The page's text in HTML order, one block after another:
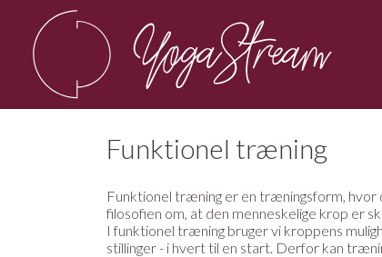
Funktionel træning
Funktionel træning er en træningsform, hvor
filosofien om, at den menneskelige krop er
I funktionel træning bruger vi kroppens
stillinger - i hvert til en start. Derfor kan